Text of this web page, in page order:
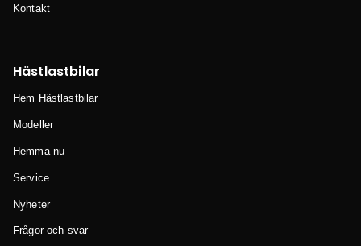
Kontakt
Hästlastbilar
Hem Hästlastbilar
Modeller
Hemma nu
Service
Nyheter
Frågor och svar